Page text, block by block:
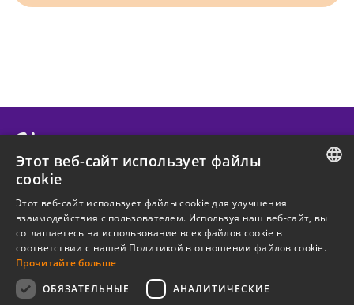
О КОНФИДО
ПОЛЕЗНЫЙ
ЛЕГАЛЬНАЯ ИНФОРМАЦИЯ
ENGLISH
RUSSIAN
Этот веб-сайт использует файлы
cookie
Этот веб-сайт использует файлы cookie для улучшения
взаимодействия с пользователем. Используя наш веб-сайт, вы
соглашаетесь на использование всех файлов cookie в
соответствии с нашей Политикой в ​​отношении файлов cookie.
Прочитайте больше
ОБЯЗАТЕЛЬНЫЕ
АНАЛИТИЧЕСКИЕ